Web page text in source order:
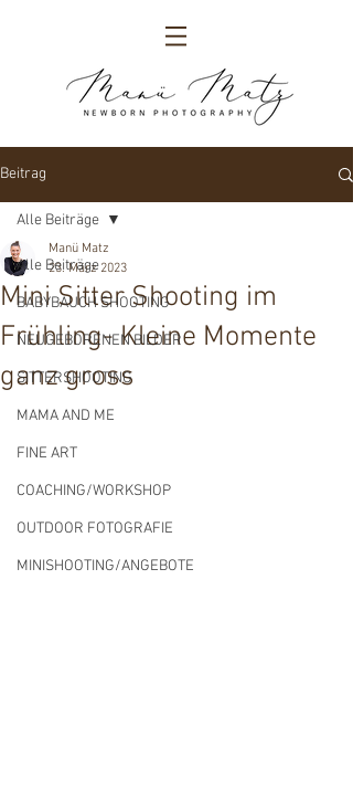
Beitrag
Alle Beiträge
BABYBAUCH SHOOTING
NEUGEBORENEN BILDER
SITTERSHOOTING
MAMA AND ME
FINE ART
COACHING/WORKSHOP
OUTDOOR FOTOGRAFIE
MINISHOOTING/ANGEBOTE
Alle Beiträge
Mini Sitter Shooting im
Frühling- Kleine Momente
ganz gross
Manü Matz
23. März 2023